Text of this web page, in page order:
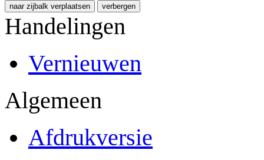
naar zijbalk verplaatsen verbergen
Handelingen
Vernieuwen
Algemeen
Afdrukversie